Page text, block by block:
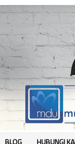
BLOG HUBUNGI